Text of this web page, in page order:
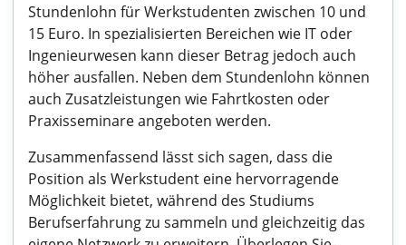
Stundenlohn für Werkstudenten zwischen 10 und
15 Euro. In spezialisierten Bereichen wie IT oder
Ingenieurwesen kann dieser Betrag jedoch auch
höher ausfallen. Neben dem Stundenlohn können
auch Zusatzleistungen wie Fahrtkosten oder
Praxisseminare angeboten werden.
Zusammenfassend lässt sich sagen, dass die
Position als Werkstudent eine hervorragende
Möglichkeit bietet, während des Studiums
Berufserfahrung zu sammeln und gleichzeitig das